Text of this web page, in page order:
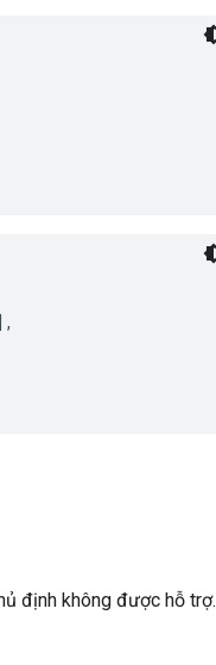
định không được hỗ trợ.